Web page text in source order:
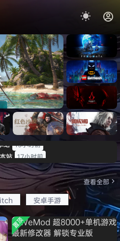
（007 First
中文版
《识质存
在/PRAG
MATA》
免安装中
文版
《乐高蝙
蝠侠：黑
暗骑士之
Legacy
of the
Dark
Knight》
免安装中
文版
影/Assas
sin’s
Creed
Shadow
s》免安装
版，非虚
拟机
红色沙漠-
虚拟机版
（Crimso
n Desert
HYPERVI
SOR）免
安装中文
版
生化危机
9：安魂
曲
（Reside
nt Evil
Requiem
）免安装
中文版
站
17小时前
本站 19小时前
站 19小时前
入本站 8月5日
28 点积分 8月5日
取 点积分
8月4日
加入本站 8月4日
加入本站
8月4日
安卓手游
查看全部
置顶